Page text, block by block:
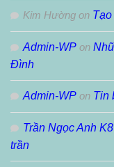
Kim Hường on
Admin-WP on
Đình
Admin-WP on Tin
Trần Ngọc Anh K8
trần